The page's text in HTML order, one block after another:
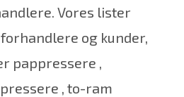
Vores lister
og kunder,
pappressere ,
, to-ram